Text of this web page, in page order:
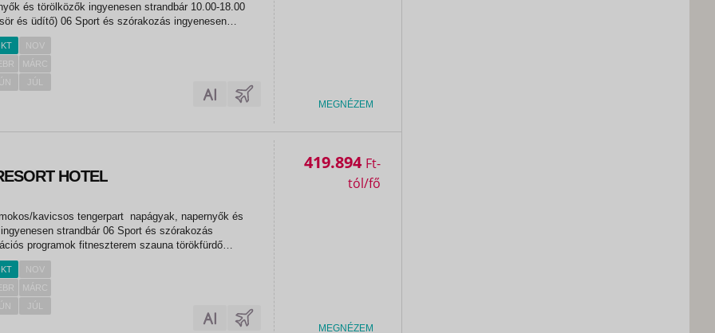
és törölközők ingyenesen strandbár 10.00-18.00
és üdítő) 06 Sport és szórakozás ingyenesen
fitneszterem törökfürdő (kezelések térítés
strandröplabda...
NOV
MÁRC
JÚL
MEGNÉZEM
HOTEL
kavicsos tengerpart napágyak, napernyők és
strandbár 06 Sport és szórakozás
programok fitneszterem szauna törökfürdő
strandröplabda kosárlabda asztalitenisz
és világítás...
NOV
MÁRC
JÚL
419.894 Ft
MEGNÉZEM